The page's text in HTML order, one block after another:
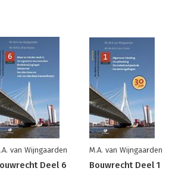
van Wijngaarden
Deel 6
M.A. van Wijngaarden
Bouwrecht Deel 1